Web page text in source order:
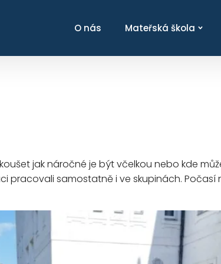
O nás Mateřská škola
jak náročné je být včelkou nebo kde
pracovali samostatně i ve skupinách. Počasí